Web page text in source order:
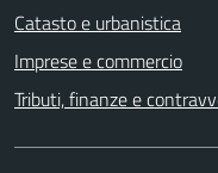
Catasto e urbanistica
Imprese e commercio
Tributi, finanze e